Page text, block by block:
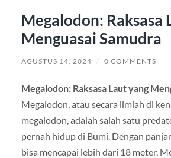
Megalodon: Raksasa
Menguasai Samudra
AGUSTUS 14, 2024 / 0 COMMENTS
Megalodon: Raksasa Laut yang
Megalodon, atau secara ilmiah di
megalodon, adalah salah satu
pernah hidup di Bumi. Dengan
bisa mencapai lebih dari 18 meter,